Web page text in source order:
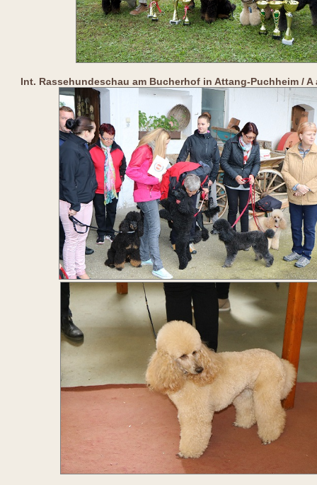
Int. Rassehundeschau am Bucherhof in Attang-Puchheim / A